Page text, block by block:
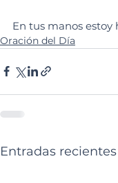
En tus manos estoy
Oración del Día
Entradas recientes